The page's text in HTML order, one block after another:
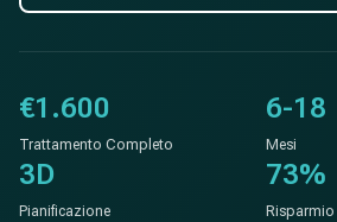
€1.600
Trattamento Completo
6-18
Mesi
3D
Pianificazione
73%
Risparmio